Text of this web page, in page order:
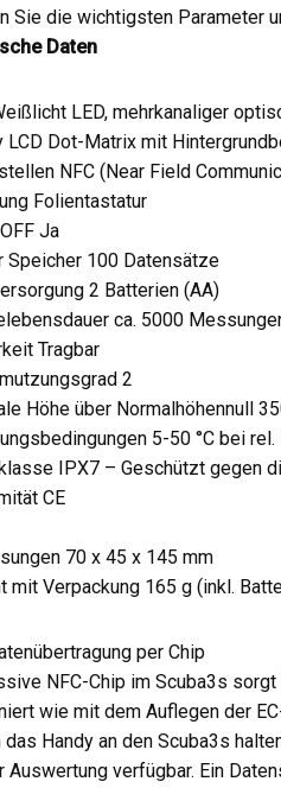
Sie die wichtigsten Parameter
Daten
LED, mehrkanaliger
LCD Dot-Matrix mit
NFC (Near Field
Folientastatur
Ja
Speicher 100 Datensätze
2 Batterien (AA)
ca. 5000
Tragbar
2
Höhe über Normalhöhennull
5-50 °C bei
IPX7 – Geschützt gegen
CE
70 x 45 x 145 mm
mit Verpackung 165 g (inkl.
per Chip
NFC-Chip im Scuba3s
wie mit dem Auflegen der
das Handy an den Scuba3s
Auswertung verfügbar. Ein